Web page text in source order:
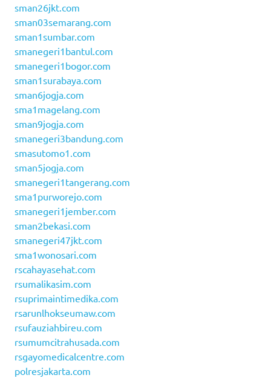
sman26jkt.com
sman03semarang.com
sman1sumbar.com
smanegeri1bantul.com
smanegeri1bogor.com
sman1surabaya.com
sman6jogja.com
sma1magelang.com
sman9jogja.com
smanegeri3bandung.com
smasutomo1.com
sman5jogja.com
smanegeri1tangerang.com
sma1purworejo.com
smanegeri1jember.com
sman2bekasi.com
smanegeri47jkt.com
sma1wonosari.com
rscahayasehat.com
rsumalikasim.com
rsuprimaintimedika.com
rsarunlhokseumaw.com
rsufauziahbireu.com
rsumumcitrahusada.com
rsgayomedicalcentre.com
polresjakarta.com